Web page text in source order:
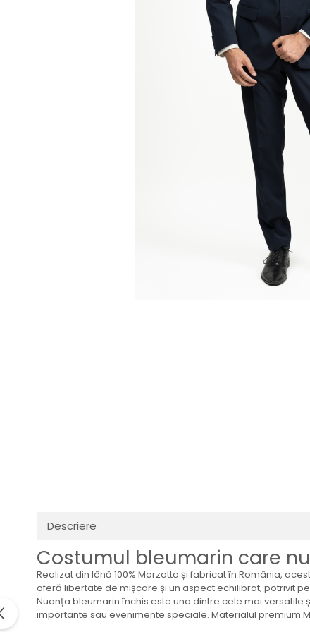
Descriere
Costumul bleumarin care
Realizat din lână 100% Marzotto și fabricat în România,
oferă libertate de mișcare și un aspect echilibrat, potrivit
Nuanța bleumarin închis este una dintre cele mai
importante sau evenimente speciale. Materialul premium